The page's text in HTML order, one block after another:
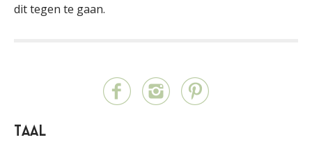
dit tegen te gaan.
Taal